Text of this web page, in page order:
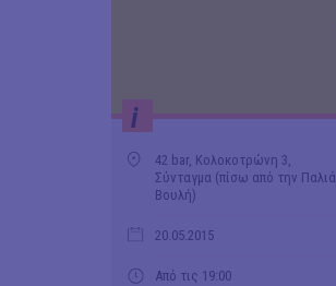
i
42 bar, Κολοκοτρώνη 3,
Σύνταγμα (πίσω από την Παλιά
Βουλή)
20.05.2015
Από τις 19:00